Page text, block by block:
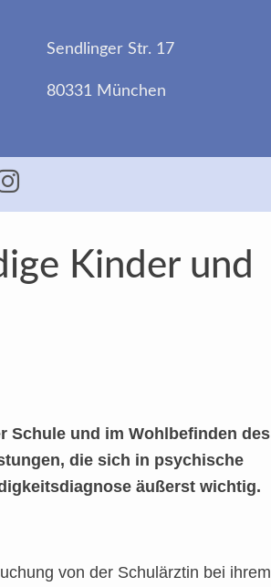
Sendlinger Str. 17
80331 München
Insta
Kinder und
Schule und im Wohlbefinden des
die sich in psychische
äußerst wichtig.
von der Schulärztin bei ihrem